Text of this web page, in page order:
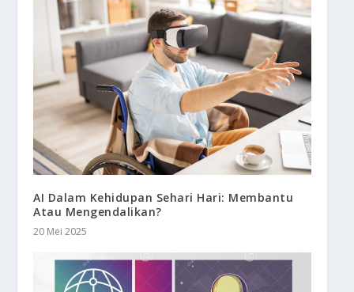
AI Dalam Kehidupan Sehari Hari: Membantu
Atau Mengendalikan?
20 Mei 2025